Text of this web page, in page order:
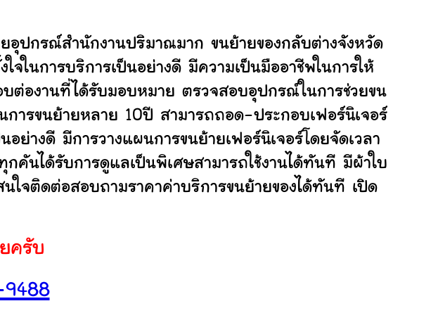
อุปกรณ์สำนักงานปริมาณมาก ขนย้ายของกลับต่างจังหวัด
ในการบริการเป็นอย่างดี มีความเป็นมืออาชีพในการให้
ต่องานที่ได้รับมอบหมาย ตรวจสอบอุปกรณ์ในการช่วยขน
ารขนย้ายหลาย 10ปี สามารถถอด-ประกอบเฟอร์นิเจอร์
อย่างดี มีการวางแผนการขนย้ายเฟอร์นิเจอร์โดยจัดเวลา
กคันได้รับการดูแลเป็นพิเศษสามารถใช้งานได้ทันที มีผ้าใบ
จติดต่อสอบถามราคาค่าบริการขนย้ายของได้ทันที เปิด
ครับ